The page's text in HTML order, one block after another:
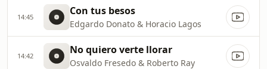
14:45 Con tus besos
Edgardo Donato & Horacio Lagos
14:42 No quiero verte llorar
Osvaldo Fresedo & Roberto Ray